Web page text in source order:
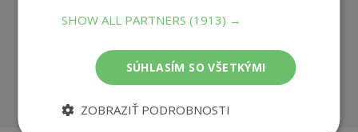
hradoch 2
Ján Domasta
otázky a odpovede
Anne Rooney
SHOW ALL PARTNERS(1913) →
SÚHLASÍM SO VŠETKÝMI
ZOBRAZIŤ PODROBNOSTI